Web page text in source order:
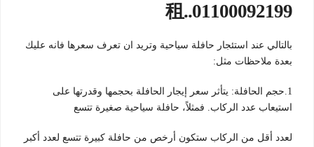
租..01100092199
بالتالي عند استئجار حافلة سياحية وتريد ان تعرف سعرها فانه عليك
بعدة ملاحظات مثل:
1.حجم الحافلة: يتأثر سعر إيجار الحافلة بحجمها وقدرتها على
استيعاب عدد الركاب. فمثلاً، حافلة سياحية صغيرة تتسع
لعدد أقل من الركاب ستكون أرخص من حافلة كبيرة تتسع لعدد أكبر